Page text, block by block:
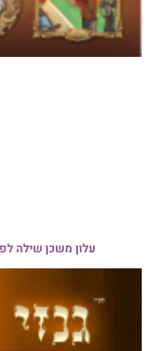
עלון משכן שילה